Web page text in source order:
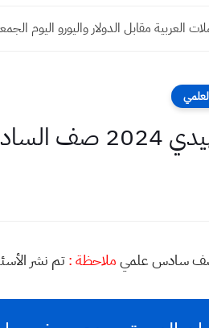
العربية مقابل الدولار واليورو اليوم الجمعة 3
ملاحظة :تم نشر